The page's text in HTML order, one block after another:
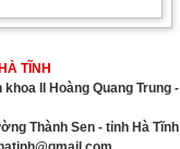
TĨNH
II Hoàng Quang Trung -
Thành Sen - tỉnh Hà Tĩnh